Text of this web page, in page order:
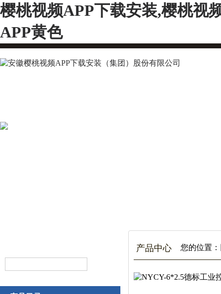
樱桃视频APP下载安装,樱桃视
APP黄色
产品中心 您的位置：